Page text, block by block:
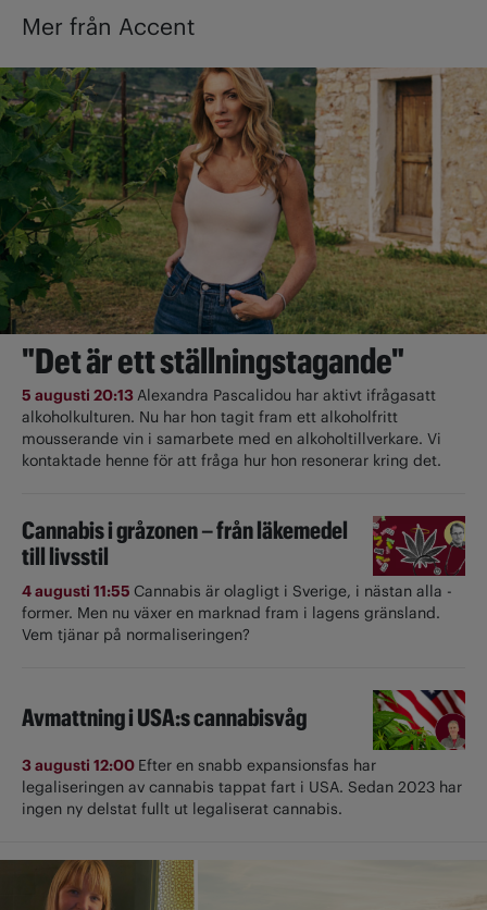
Mer från Accent
"Det är ett ställningstagande"
5 augusti 20:13Alexandra Pascalidou har aktivt ifrågasatt
alkoholkulturen. Nu har hon tagit fram ett alkoholfritt
mousserande vin i samarbete med en alkoholtillverkare. Vi
kontaktade henne för att fråga hur hon resonerar kring det.
Cannabis i gråzonen – från läkemedel
till livsstil
4 augusti 11:55 Cannabis är olagligt i ­Sverige, i nästan alla ­
former. Men nu växer en marknad fram i lagens gränsland.
Vem tjänar på normaliseringen?
Avmattning i USA:s cannabisvåg
3 augusti 12:00 Efter en snabb expansionsfas har
legaliseringen av cannabis tappat fart i USA. Sedan 2023 har
ingen ny delstat fullt ut ­legaliserat cannabis.